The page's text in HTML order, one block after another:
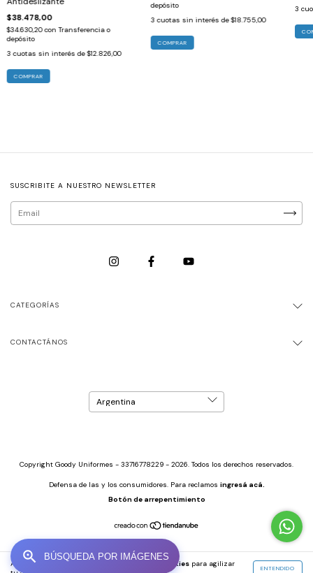
Al navegar por este sitio aceptás el uso de cookies para agilizar
ENTENDIDO
$38.478,00
$34.630,20con Transferencia o
depósito
3 cuotas sin interés de$12.826,00
COMPRAR
depósito
3 cuotas sin interés de$18.755,00
COMPRAR
3
SUSCRIBITE A NUESTRO NEWSLETTER
CATEGORÍAS
CONTACTÁNOS
Copyright Goody Uniformes - 33716778229 - 2026. Todos los derechos reservados.
Defensa de las y los consumidores. Para reclamos ingresá acá.
Botón de arrepentimiento